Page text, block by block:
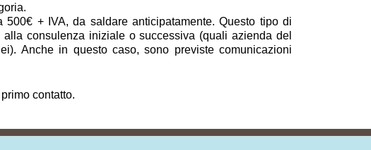
+ IVA, da saldare anticipatamente. Questo tipo di
consulenza iniziale o successiva (quali azienda del
Anche in questo caso, sono previste comunicazioni
contatto.